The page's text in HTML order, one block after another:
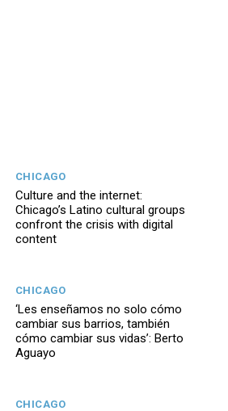
CHICAGO
Culture and the internet:
Chicago’s Latino cultural groups
confront the crisis with digital
content
CHICAGO
‘Les enseñamos no solo cómo
cambiar sus barrios, también
cómo cambiar sus vidas’: Berto
Aguayo
CHICAGO